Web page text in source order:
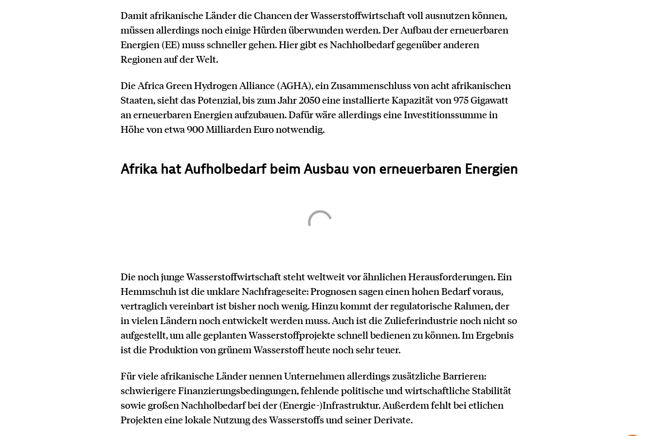
Damit afrikanische Länder die Chancen der Wasserstoffwirtschaft voll ausnutzen können,
müssen allerdings noch einige Hürden überwunden werden. Der Aufbau der erneuerbaren
Energien (EE) muss schneller gehen. Hier gibt es Nachholbedarf gegenüber anderen
Regionen auf der Welt.
Die Africa Green Hydrogen Alliance (AGHA), ein Zusammenschluss von acht afrikanischen
Staaten, sieht das Potenzial, bis zum Jahr 2050 eine installierte Kapazität von 975 Gigawatt
an erneuerbaren Energien aufzubauen. Dafür wäre allerdings eine Investitionssumme in
Höhe von etwa 900 Milliarden Euro notwendig.
Afrika hat Aufholbedarf beim Ausbau von erneuerbaren Energien
Die noch junge Wasserstoffwirtschaft steht weltweit vor ähnlichen Herausforderungen. Ein
Hemmschuh ist die unklare Nachfrageseite: Prognosen sagen einen hohen Bedarf voraus,
vertraglich vereinbart ist bisher noch wenig. Hinzu kommt der regulatorische Rahmen, der
in vielen Ländern noch entwickelt werden muss. Auch ist die Zulieferindustrie noch nicht so
aufgestellt, um alle geplanten Wasserstoffprojekte schnell bedienen zu können. Im Ergebnis
ist die Produktion von grünem Wasserstoff heute noch sehr teuer.
Für viele afrikanische Länder nennen Unternehmen allerdings zusätzliche Barrieren:
schwierigere Finanzierungsbedingungen, fehlende politische und wirtschaftliche Stabilität
sowie großen Nachholbedarf bei der (Energie-)Infrastruktur. Außerdem fehlt bei etlichen
Projekten eine lokale Nutzung des Wasserstoffs und seiner Derivate.